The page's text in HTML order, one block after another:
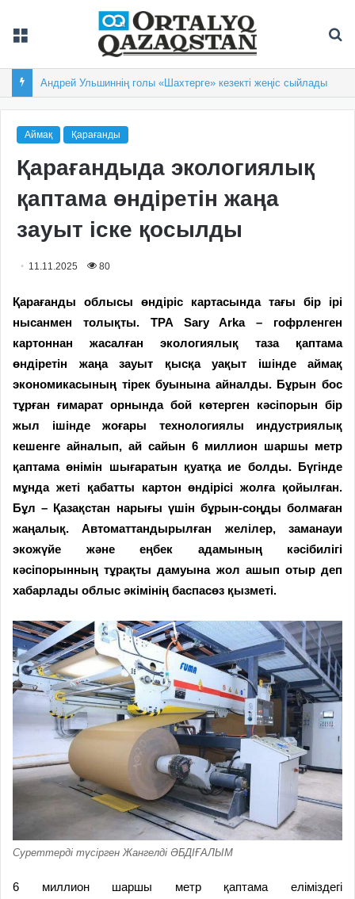
Андрей Ульшиннің голы «Шахтерге» кезекті жеңіс сыйлады
Аймақ Қарағанды
Қарағандыда экологиялық
қаптама өндіретін жаңа
зауыт іске қосылды
11.11.2025 80
Қарағанды облысы өндіріс картасында тағы бір ірі
нысанмен толықты. TPA Sary Arka – гофрленген
картоннан жасалған экологиялық таза қаптама
өндіретін жаңа зауыт қысқа уақыт ішінде аймақ
экономикасының тірек буынына айналды. Бұрын бос
тұрған ғимарат орнында бой көтерген кәсіпорын бір
жыл ішінде жоғары технологиялы индустриялық
кешенге айналып, ай сайын 6 миллион шаршы метр
қаптама өнімін шығаратын қуатқа ие болды. Бүгінде
мұнда жеті қабатты картон өндірісі жолға қойылған.
Бұл – Қазақстан нарығы үшін бұрын-соңды болмаған
жаңалық. Автоматтандырылған желілер, заманауи
экожүйе және еңбек адамының кәсібилігі
кәсіпорынның тұрақты дамуына жол ашып отыр деп
хабарлады облыс әкімінің баспасөз қызметі.
Суреттерді түсірген Жангелді ӘБДІҒАЛЫМ
6 миллион шаршы метр қаптама еліміздегі